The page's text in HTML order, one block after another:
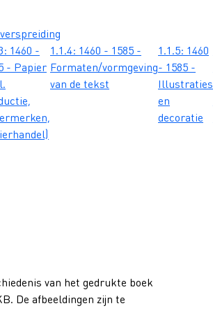
1460 -
- Papier
1.1.4: 1460 - 1585 -
Formaten/vormgeving
van de tekst
1.1.5: 1460
- 1585 -
Illustraties
en
decoratie
van het gedrukte boek
De afbeeldingen zijn te